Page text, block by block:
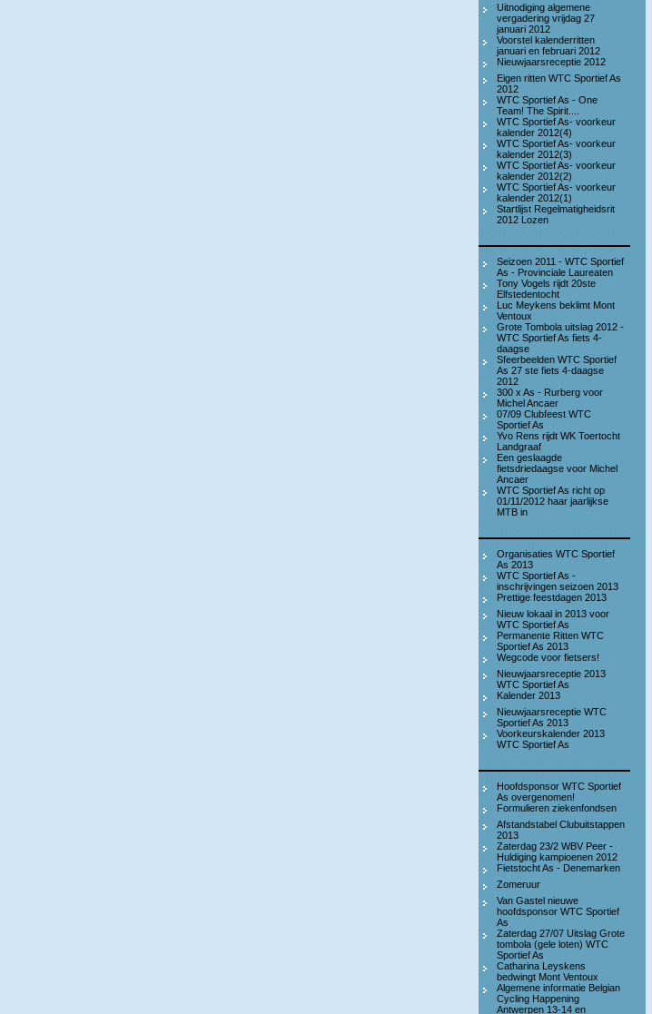
Uitnodiging algemene
vergadering vrijdag 27
januari 2012
Voorstel kalenderritten
januari en februari 2012
Nieuwjaarsreceptie 2012
Eigen ritten WTC Sportief As
2012
WTC Sportief As - One
Team! The Spirit....
WTC Sportief As- voorkeur
kalender 2012(4)
WTC Sportief As- voorkeur
kalender 2012(3)
WTC Sportief As- voorkeur
kalender 2012(2)
WTC Sportief As- voorkeur
kalender 2012(1)
Startlijst Regelmatigheidsrit
2012 Lozen
Seizoen 2011 - WTC Sportief
As - Provinciale Laureaten
Tony Vogels rijdt 20ste
Elfstedentocht
Luc Meykens beklimt Mont
Ventoux
Grote Tombola uitslag 2012 -
WTC Sportief As fiets 4-
daagse
Sfeerbeelden WTC Sportief
As 27 ste fiets 4-daagse
2012
300 x As - Rurberg voor
Michel Ancaer
07/09 Clubfeest WTC
Sportief As
Yvo Rens rijdt WK Toertocht
Landgraaf
Een geslaagde
fietsdriedaagse voor Michel
Ancaer
WTC Sportief As richt op
01/11/2012 haar jaarlijkse
MTB in
Organisaties WTC Sportief
As 2013
WTC Sportief As -
inschrijvingen seizoen 2013
Prettige feestdagen 2013
Nieuw lokaal in 2013 voor
WTC Sportief As
Permanente Ritten WTC
Sportief As 2013
Wegcode voor fietsers!
Nieuwjaarsreceptie 2013
WTC Sportief As
Kalender 2013
Nieuwjaarsreceptie WTC
Sportief As 2013
Voorkeurskalender 2013
WTC Sportief As
Hoofdsponsor WTC Sportief
As overgenomen!
Formulieren ziekenfondsen
Afstandstabel Clubuitstappen
2013
Zaterdag 23/2 WBV Peer -
Huldiging kampioenen 2012
Fietstocht As - Denemarken
Zomeruur
Van Gastel nieuwe
hoofdsponsor WTC Sportief
As
Zaterdag 27/07 Uitslag Grote
tombola (gele loten) WTC
Sportief As
Catharina Leyskens
bedwingt Mont Ventoux
Algemene informatie Belgian
Cycling Happening
Antwerpen 13-14 en